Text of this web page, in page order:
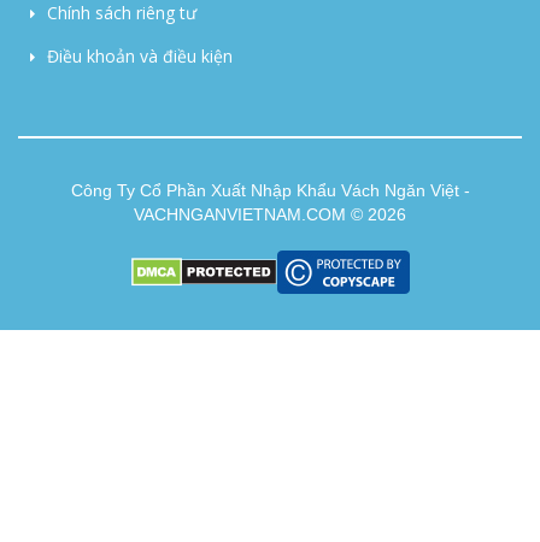
Chính sách riêng tư
Điều khoản và điều kiện
Công Ty Cổ Phần Xuất Nhập Khẩu Vách Ngăn Việt -
VACHNGANVIETNAM.COM © 2026